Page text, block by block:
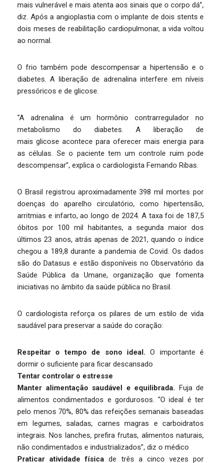
mais vulnerável e mais atenta aos sinais que o corpo dá”,
diz. Após a angioplastia com o implante de dois stents e
dois meses de reabilitação cardiopulmonar, a vida voltou
ao normal.
O frio também pode descompensar a hipertensão e o
diabetes. A liberação de adrenalina interfere em níveis
pressóricos e de glicose.
“A adrenalina é um hormônio contrarregulador no
metabolismo do diabetes. A liberação de
mais glicose acontece para oferecer mais energia para
as células. Se o paciente tem um controle ruim pode
descompensar”, explica o cardiologista Fernando Ribas.
O Brasil registrou aproximadamente 398 mil mortes por
doenças do aparelho circulatório, como hipertensão,
arritmias e infarto, ao longo de 2024. A taxa foi de 187,5
óbitos por 100 mil habitantes, a segunda maior dos
últimos 23 anos, atrás apenas de 2021, quando o índice
chegou a 189,8 durante a pandemia de Covid. Os dados
são do Datasus e estão disponíveis no Observatório da
Saúde Pública da Umane, organização que fomenta
iniciativas no âmbito da saúde pública no Brasil.
O cardiologista reforça os pilares de um estilo de vida
saudável para preservar a saúde do coração:
Respeitar o tempo de sono ideal.O importante é
dormir o suficiente para ficar descansado
Tentar controlar o estresse
Manter alimentação saudável e equilibrada. Fuja de
alimentos condimentados e gordurosos. “O ideal é ter
pelo menos 70%, 80% das refeições semanais baseadas
em legumes, saladas, carnes magras e carboidratos
integrais. Nos lanches, prefira frutas, alimentos naturais,
não condimentados e industrializados”, diz o médico
Praticar atividade física de três a cinco vezes por